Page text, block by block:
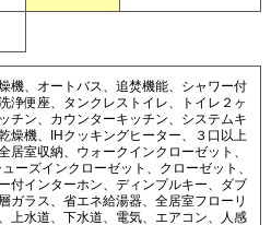
機、オートバス、追焚機能、シャワー付
浄便座、タンクレストイレ、トイレ２ヶ
チン、カウンターキッチン、システムキ
燥機、IHクッキングヒーター、３口以上
室収納、ウォークインクローゼット、
ーズインクローゼット、クローゼット、
付インターホン、ディンプルキー、ダブ
ガラス、省エネ給湯器、全居室フローリ
上水道、下水道、電気、エアコン、人感